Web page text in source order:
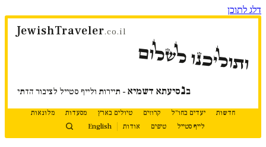
דלג לתוכן
JewishTraveler.co.il
ותוליכנו לשלום
בנסיעתא דשמיא - תיירות ולייף סטייל לציבור הדתי
חדשות יעדים בחו"ל קרוזים טיולים בארץ מסעדות
מלונאות
לייף סטייל
טיפים אודות English